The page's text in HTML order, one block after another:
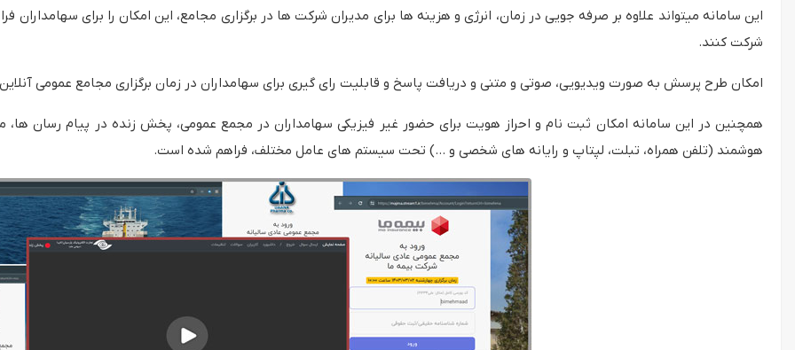
این سامانه میتواند علاوه بر صرفه جویی در زمان، انرژی و هزینه ها برای مدیران شرکت ها در برگزاری مجامع، این امکان را برای
شرکت کنند.
امکان طرح پرسش به صورت ویدیویی، صوتی و متنی و دریافت پاسخ و قابلیت رای گیری برای سهامداران در زمان برگزاری مجامع عمومی
همچنین در این سامانه امکان ثبت نام و احراز هویت برای حضور غیر فیزیکی سهامداران در مجمع عمومی، پخش زنده در پیام رسان
هوشمند (تلفن همراه، تبلت، لپتاپ و رایانه های شخصی و …) تحت سیستم های عامل مختلف، فراهم شده است.